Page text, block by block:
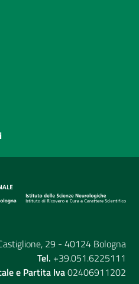
29 - 40124 Bologna
Tel. +39.051.6225111
e Partita Iva02406911202